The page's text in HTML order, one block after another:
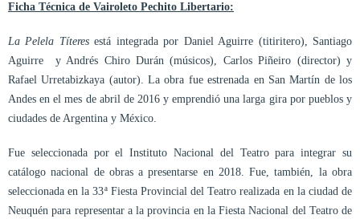
Ficha Técnica de Vairoleto Pechito Libertario:
La Pelela Títeresestá integrada por Daniel Aguirre (titiritero), Santiago
Aguirre y Andrés Chiro Durán (músicos), Carlos Piñeiro (director) y
Rafael Urretabizkaya (autor). La obra fue estrenada en San Martín de los
Andes en el mes de abril de 2016 y emprendió una larga gira por pueblos y
ciudades de Argentina y México.
Fue seleccionada por el Instituto Nacional del Teatro para integrar su
catálogo nacional de obras a presentarse en 2018. Fue, también, la obra
seleccionada en la 33ª Fiesta Provincial del Teatro realizada en la ciudad de
Neuquén para representar a la provincia en la Fiesta Nacional del Teatro de